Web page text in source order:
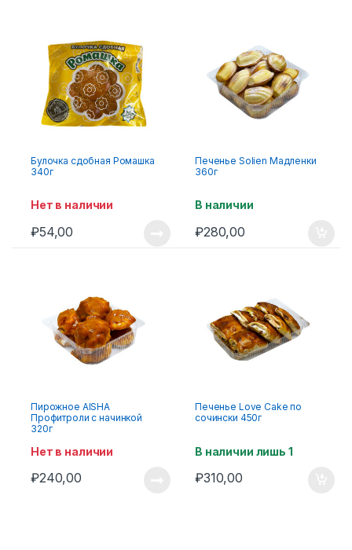
Булочка сдобная Ромашка
340г
Нет в наличии
₽54,00
Печенье Solien Мадленки
360г
В наличии
₽280,00
Пирожное AISHA
Профитроли с начинкой
320г
Нет в наличии
₽240,00
Печенье Love Cake по
сочински 450г
В наличии лишь 1
₽310,00